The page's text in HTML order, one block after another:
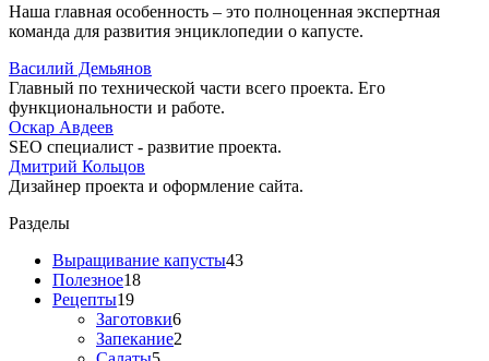
Наша главная особенность – это полноценная экспертная
команда для развития энциклопедии о капусте.
Василий Демьянов
Главный по технической части всего проекта. Его
функциональности и работе.
Оскар Авдеев
SEO специалист - развитие проекта.
Дмитрий Кольцов
Дизайнер проекта и оформление сайта.
Разделы
Выращивание капусты43
Полезное18
Рецепты19
Заготовки6
Запекание2